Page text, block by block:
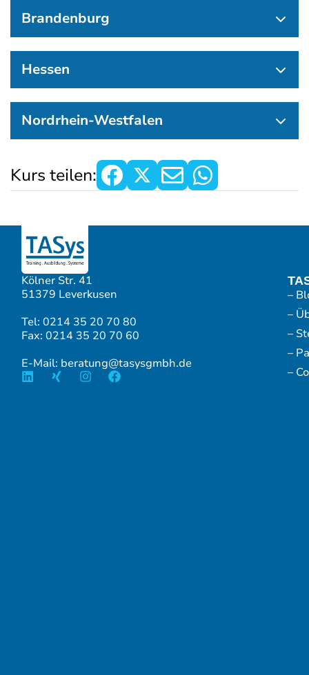
Brandenburg
Hessen
Nordrhein-Westfalen
Kurs teilen:
Kölner Str. 41
51379 Leverkusen
Tel: 0214 35 20 70 80
Fax: 0214 35 20 70 60
E-Mail: beratung@tasysgmbh.de
–
–
–
–
–